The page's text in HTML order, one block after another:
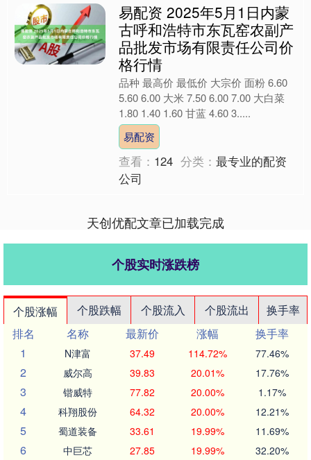
易配资 2025年5月1日内蒙
古呼和浩特市东瓦窑农副产
品批发市场有限责任公司价
格行情
品种 最高价 最低价 大宗价 面粉 6.60
5.60 6.00 大米 7.50 6.00 7.00 大白菜
1.80 1.40 1.60 甘蓝 4.60 3.....
易配资
查看： 124 分类：最专业的配资
公司
天创优配文章已加载完成
个股实时涨跌榜
个股涨幅 个股跌幅 个股流入 个股流出
换手率
排名
名称 最新价 涨幅
换手率
1
N津富 37.49 114.72% 77.46%
2 威尔高 39.83 20.01% 17.76%
3 锴威特 77.82 20.00% 1.17%
4 科翔股份 64.32 20.00% 12.21%
5 蜀道装备 33.61 19.99% 11.69%
6 中巨芯 27.85 19.99% 32.20%